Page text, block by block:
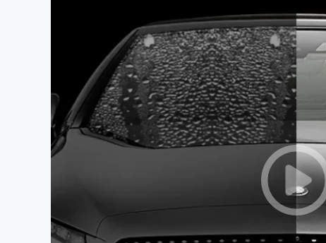
映像・映画
ビジネス・起業
まちづくり・地域活性化